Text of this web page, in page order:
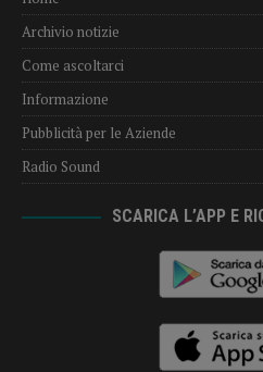
Archivio notizie
Come ascoltarci
Informazione
Pubblicità per le Aziende
Radio Sound
SCARICA L’APP E